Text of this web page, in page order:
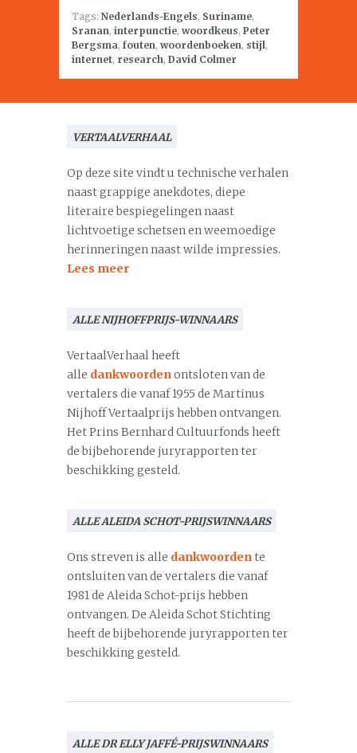
Tags: Nederlands-Engels, Suriname,
Sranan, interpunctie, woordkeus, Peter
Bergsma, fouten, woordenboeken, stijl,
internet, research, David Colmer
VERTAALVERHAAL
Op deze site vindt u technische verhalen
naast grappige anekdotes, diepe
literaire bespiegelingen naast
lichtvoetige schetsen en weemoedige
herinneringen naast wilde impressies.
Lees meer
ALLE NIJHOFFPRIJS-WINNAARS
VertaalVerhaal heeft
alle dankwoordenontsloten van de
vertalers die vanaf 1955 de Martinus
Nijhoff Vertaalprijs hebben ontvangen.
Het Prins Bernhard Cultuurfonds heeft
de bijbehorende juryrapporten ter
beschikking gesteld.
ALLE ALEIDA SCHOT-PRIJSWINNAARS
Ons streven is alle dankwoordente
ontsluiten van de vertalers die vanaf
1981 de Aleida Schot-prijs hebben
ontvangen. De Aleida Schot Stichting
heeft de bijbehorende juryrapporten ter
beschikking gesteld.
ALLE DR ELLY JAFFÉ-PRIJSWINNAARS